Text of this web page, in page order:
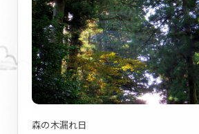
森の木漏れ日